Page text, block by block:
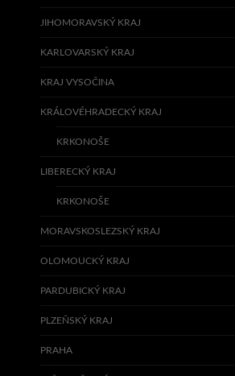
JIHOMORAVSKÝ KRAJ
KARLOVARSKÝ KRAJ
KRAJ VYSOČINA
KRÁLOVÉHRADECKÝ KRAJ
KRKONOŠE
LIBERECKÝ KRAJ
KRKONOŠE
MORAVSKOSLEZSKÝ KRAJ
OLOMOUCKÝ KRAJ
PARDUBICKÝ KRAJ
PLZEŇSKÝ KRAJ
PRAHA